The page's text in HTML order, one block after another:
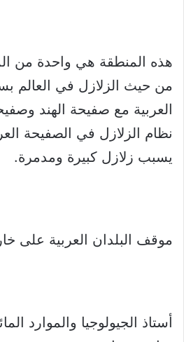
هذه المنطقة هي واحدة من
من حيث الزلازل في العالم
العربية مع صفيحة الهند
نظام الزلازل في الصفيحة
يسبب زلازل كبيرة ومدمرة.
موقف البلدان العربية على
أستاذ الجيولوجيا والموارد